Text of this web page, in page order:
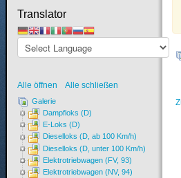
Translator
Alle öffnen Alle schließen
Galerie
Dampfloks (D)
E-Loks (D)
Dieselloks (D, ab 100 Km/h)
Dieselloks (D, unter 100 Km/h)
Elektrotriebwagen (FV, 93)
Elektrotriebwagen (NV, 94)